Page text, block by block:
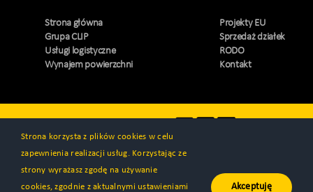
Strona główna
Grupa CLIP
Usługi logistyczne
Wynajem powierzchni
Projekty EU
Sprzedaż działek
RODO
Kontakt
Strona korzysta z plików cookies w celu
zapewnienia realizacji usług. Korzystając ze
strony wyrażasz zgodę na używanie
cookies, zgodnie z aktualnymi ustawieniami
Akceptuję